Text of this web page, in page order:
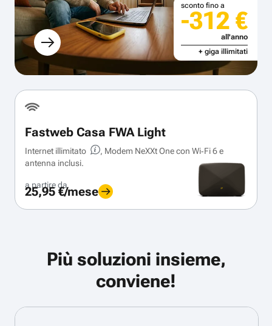
sconto fino a
-312 €
all'anno
+ giga illimitati
Fastweb Casa FWA Light
Internet illimitato
, Modem NeXXt One con Wi‑Fi 6 e
antenna inclusi.
a partire da
25,95 €/mese
Più soluzioni insieme,
conviene!